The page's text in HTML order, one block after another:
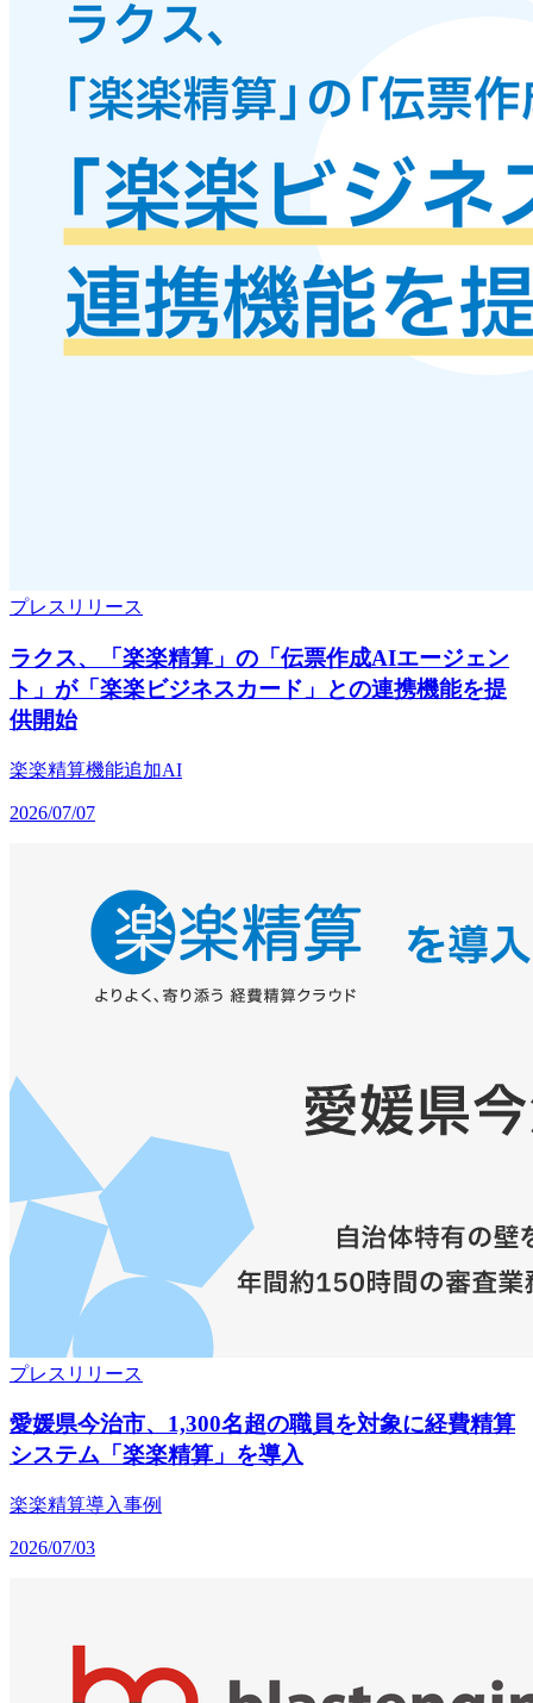
プレスリリース
ラクス、「楽楽精算」の「伝票作成AIエージェン
ト」が「楽楽ビジネスカード」との連携機能を提
供開始
楽楽精算機能追加AI
2026/07/07
プレスリリース
愛媛県今治市、1,300名超の職員を対象に経費精算
システム「楽楽精算」を導入
楽楽精算導入事例
2026/07/03